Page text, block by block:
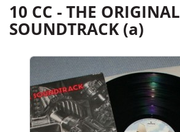
10 CC - THE ORIGINAL
SOUNDTRACK (a)